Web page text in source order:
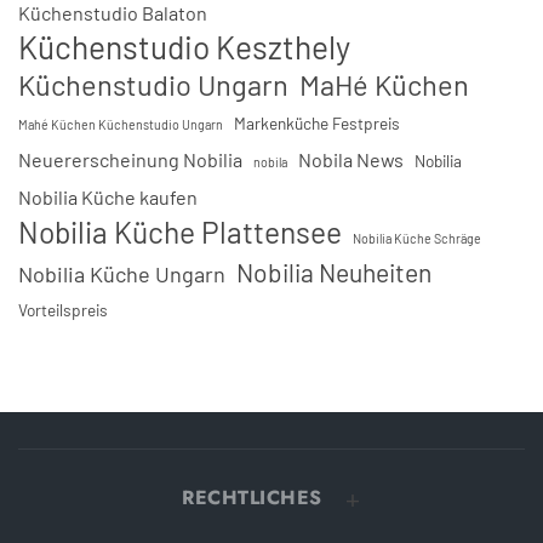
Küchenstudio Balaton
Küchenstudio Keszthely
Küchenstudio Ungarn MaHé Küchen
Mahé Küchen Küchenstudio Ungarn Markenküche Festpreis
Neuererscheinung Nobilia nobila Nobila News Nobilia
Nobilia Küche kaufen
Nobilia Küche Plattensee Nobilia Küche Schräge
Nobilia Küche Ungarn Nobilia Neuheiten
Vorteilspreis
RECHTLICHES